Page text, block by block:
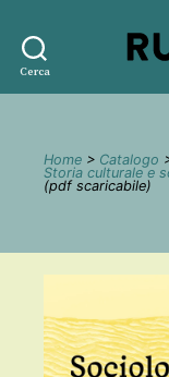
Cerca
Home > Catalogo
Storia culturale e
(pdf scaricabile)